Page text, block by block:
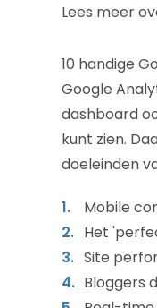
Lees meer
10 handige
Google
dashboard
kunt zien.
doeleinden
Mobile
Het
Site
Bloggers